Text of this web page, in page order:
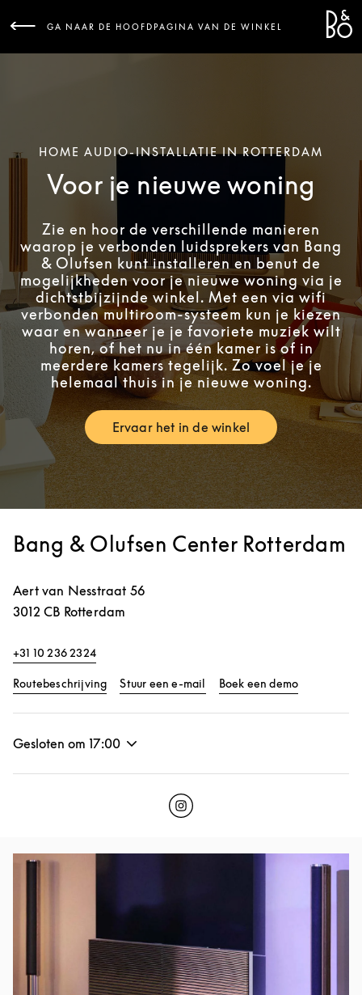
GA NAAR DE HOOFDPAGINA VAN DE WINKEL
HOME AUDIO-INSTALLATIE IN ROTTERDAM
Voor je nieuwe woning
Zie en hoor de verschillende manieren
waarop je verbonden luidsprekers van Bang
& Olufsen kunt installeren en benut de
mogelijkheden voor je nieuwe woning via je
dichtstbijzijnde winkel. Met een via wifi
verbonden multiroom-systeem kun je kiezen
waar en wanneer je je favoriete muziek wilt
horen, of het nu in één kamer is of in
meerdere kamers tegelijk. Zo voel je je
helemaal thuis in je nieuwe woning.
Ervaar het in de winkelLink Opens in New Tab
Bang & Olufsen Center Rotterdam
Aert van Nesstraat 56
3012 CB Rotterdam
+31 10 236 2324
RoutebeschrijvingLink Opens in New Tab
Stuur een e-mail Boek een demo
Gesloten om 17:00
Click to open Instagram
Link Opens in New Tab
Afbeelding van evenement